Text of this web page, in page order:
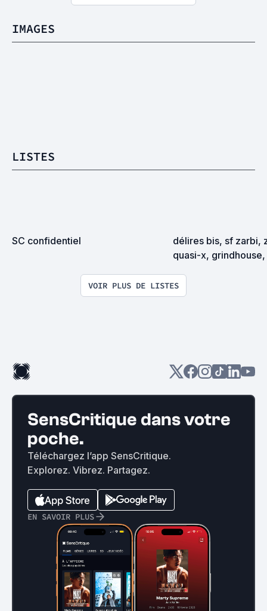
IMAGES
LISTES
SC confidentiel
délires bis, sf zarbi,
quasi-x,
VOIR PLUS DE LISTES
SensCritique dans votre
poche.
Téléchargez l’app SensCritique.
Explorez. Vibrez. Partagez.
EN SAVOIR PLUS